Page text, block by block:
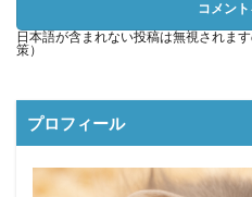
日本語が含まれない投稿は無視されま
策）
プロフィール